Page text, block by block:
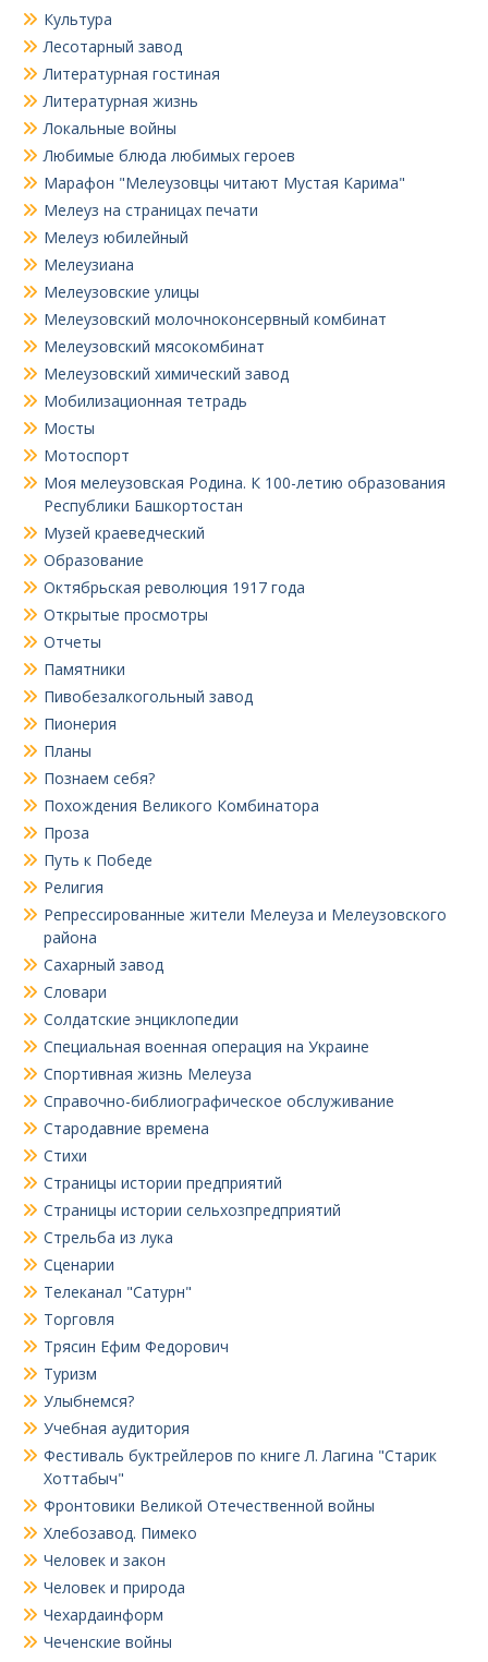
Культура
Лесотарный завод
Литературная гостиная
Литературная жизнь
Локальные войны
Любимые блюда любимых героев
Марафон "Мелеузовцы читают Мустая Карима"
Мелеуз на страницах печати
Мелеуз юбилейный
Мелеузиана
Мелеузовские улицы
Мелеузовский молочноконсервный комбинат
Мелеузовский мясокомбинат
Мелеузовский химический завод
Мобилизационная тетрадь
Мосты
Мотоспорт
Моя мелеузовская Родина. К 100-летию образования
Республики Башкортостан
Музей краеведческий
Образование
Октябрьская революция 1917 года
Открытые просмотры
Отчеты
Памятники
Пивобезалкогольный завод
Пионерия
Планы
Познаем себя?
Похождения Великого Комбинатора
Проза
Путь к Победе
Религия
Репрессированные жители Мелеуза и Мелеузовского
района
Сахарный завод
Словари
Солдатские энциклопедии
Специальная военная операция на Украине
Спортивная жизнь Мелеуза
Справочно-библиографическое обслуживание
Стародавние времена
Стихи
Страницы истории предприятий
Страницы истории сельхозпредприятий
Стрельба из лука
Сценарии
Телеканал "Сатурн"
Торговля
Трясин Ефим Федорович
Туризм
Улыбнемся?
Учебная аудитория
Фестиваль буктрейлеров по книге Л. Лагина "Старик
Хоттабыч"
Фронтовики Великой Отечественной войны
Хлебозавод. Пимеко
Человек и закон
Человек и природа
Чехардаинформ
Чеченские войны